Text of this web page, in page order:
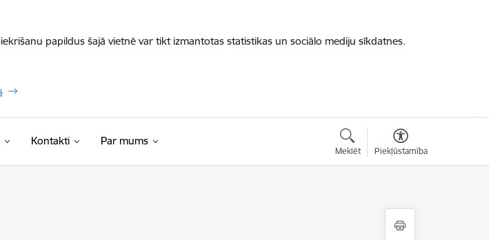
papildus šajā vietnē var tikt izmantotas statistikas un sociālo mediju sīkdatnes.
Kontakti Par mums
Meklēt Piekļūstamība